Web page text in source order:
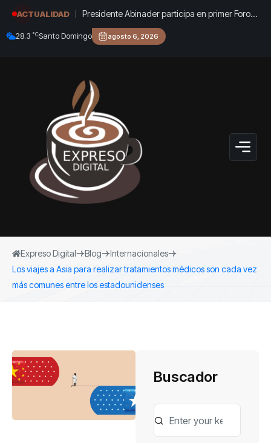
ACTUALIDAD
Presidente Abinader participa en primer Foro
Meta RD 2036 con miras a impulsar el
crecimiento económico
28.3 °CSanto Domingo agosto 6, 2026
Expreso Digital Blog
Internacionales
Los viajes a Asia para realizar tratamientos médicos son cada vez
más comunes entre los estadounidenses
Buscador